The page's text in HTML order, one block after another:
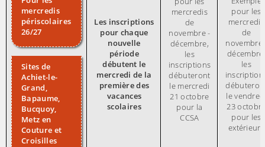
mercredis
périscolaires
26/27
Sites de
Achiet-le-
Grand,
Bapaume,
Bucquoy,
Metz en
Couture et
Croisilles
Les inscriptions
pour chaque
nouvelle
période
débutent le
mercredi de la
première des
vacances
scolaires
mercredis
de
novembre -
décembre,
les
inscriptions
débuteront
le mercredi
21 octobre
pour la
CCSA
pour les
mercredis
de
novembre
décembre,
les
le
23
pour les
extérieurs